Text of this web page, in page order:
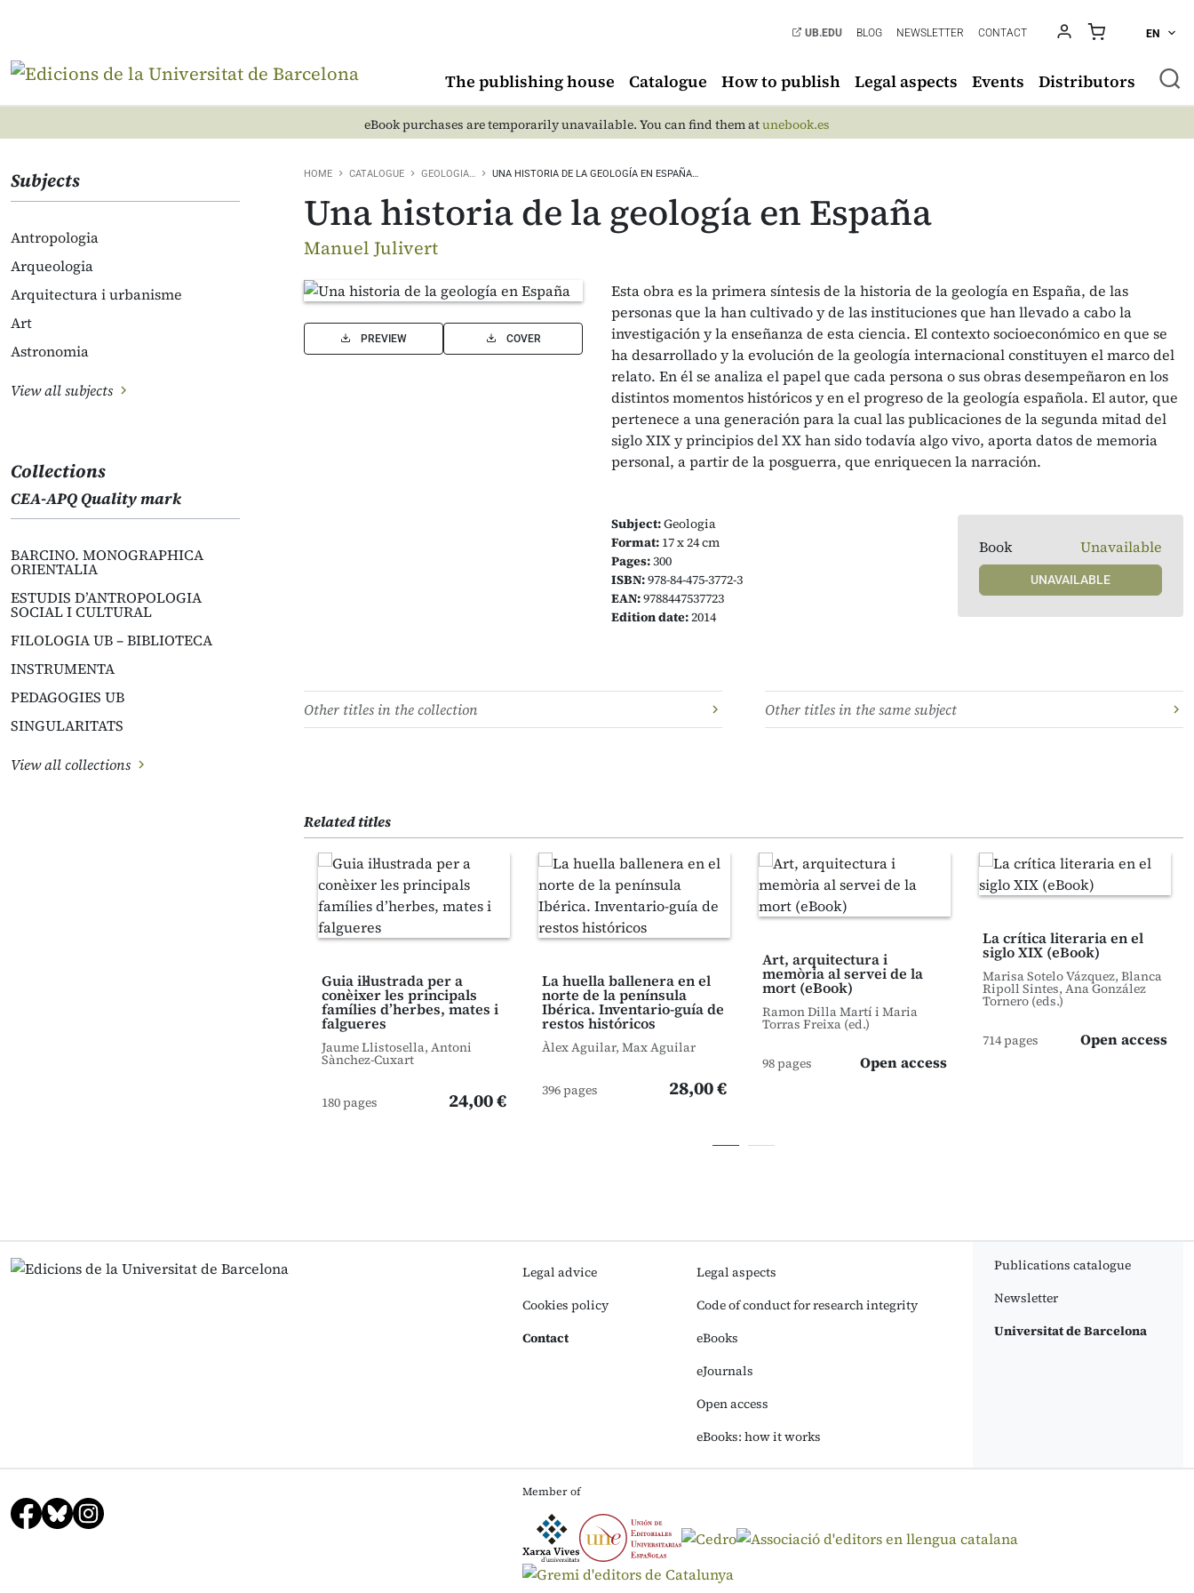
UB.EDU BLOG NEWSLETTER CONTACT EN
The publishing house Catalogue How to publish Legal aspects Events Distributors
eBook purchases are temporarily unavailable. You can find them atunebook.es
Subjects
Antropologia
Arqueologia
Arquitectura i urbanisme
Art
Astronomia
View all subjects
Collections
CEA-APQ Quality mark
BARCINO. MONOGRAPHICA
ORIENTALIA
ESTUDIS D’ANTROPOLOGIA
SOCIAL I CULTURAL
FILOLOGIA UB – BIBLIOTECA
INSTRUMENTA
PEDAGOGIES UB
SINGULARITATS
View all collections
HOME CATALOGUE GEOLOGIA… UNA HISTORIA DE LA GEOLOGÍA EN ESPAÑA…
Una historia de la geología en España
Manuel Julivert
PREVIEW COVER
Esta obra es la primera síntesis de la historia de la geología en España, de las
personas que la han cultivado y de las instituciones que han llevado a cabo la
investigación y la enseñanza de esta ciencia. El contexto socioeconómico en que se
ha desarrollado y la evolución de la geología internacional constituyen el marco del
relato. En él se analiza el papel que cada persona o sus obras desempeñaron en los
distintos momentos históricos y en el progreso de la geología española. El autor, que
pertenece a una generación para la cual las publicaciones de la segunda mitad del
siglo XIX y principios del XX han sido todavía algo vivo, aporta datos de memoria
personal, a partir de la posguerra, que enriquecen la narración.
Subject:Geologia
Format: 17 x 24 cm
Pages:300
ISBN:978-84-475-3772-3
EAN:9788447537723
Edition date:2014
Book Unavailable
UNAVAILABLE
Other titles in the collection Other titles in the same subject
Related titles
Guia il·lustrada per a
conèixer les principals
famílies d’herbes, mates i
falgueres
Jaume Llistosella, Antoni
Sànchez-Cuxart
180 pages 24,00 €
La huella ballenera en el
norte de la península
Ibérica. Inventario-guía de
restos históricos
Àlex Aguilar, Max Aguilar
396 pages 28,00 €
Art, arquitectura i
memòria al servei de la
mort (eBook)
Ramon Dilla Martí i Maria
Torras Freixa (ed.)
98 pages Open access
La crítica literaria en el
siglo XIX (eBook)
Marisa Sotelo Vázquez, Blanca
Ripoll Sintes, Ana González
Tornero (eds.)
714 pages Open access
Legal advice
Cookies policy
Contact
Legal aspects
Code of conduct for research integrity
eBooks
eJournals
Open access
eBooks: how it works
Publications catalogue
Newsletter
Universitat de Barcelona
Member of